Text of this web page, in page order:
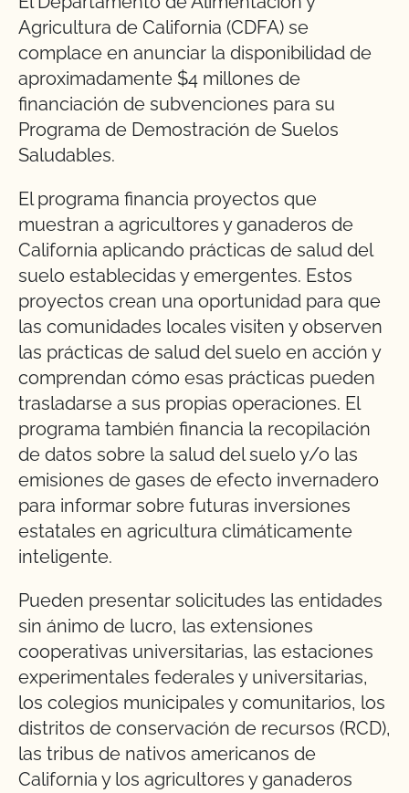
Agricultura de California (CDFA) se
complace en anunciar la disponibilidad de
aproximadamente $4 millones de
financiación de subvenciones para su
Programa de Demostración de Suelos
Saludables.
El programa financia proyectos que
muestran a agricultores y ganaderos de
California aplicando prácticas de salud del
suelo establecidas y emergentes. Estos
proyectos crean una oportunidad para que
las comunidades locales visiten y observen
las prácticas de salud del suelo en acción y
comprendan cómo esas prácticas pueden
trasladarse a sus propias operaciones. El
programa también financia la recopilación
de datos sobre la salud del suelo y/o las
emisiones de gases de efecto invernadero
para informar sobre futuras inversiones
estatales en agricultura climáticamente
inteligente.
Pueden presentar solicitudes las entidades
sin ánimo de lucro, las extensiones
cooperativas universitarias, las estaciones
experimentales federales y universitarias,
los colegios municipales y comunitarios, los
distritos de conservación de recursos (RCD),
las tribus de nativos americanos de
California y los agricultores y ganaderos